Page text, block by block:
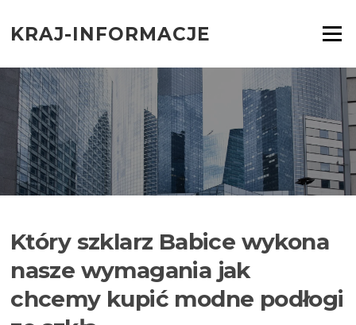
treściKRAJ-INFORMACJE Menu
Który szklarz Babice wykona
nasze wymagania jak
chcemy kupić modne podłogi